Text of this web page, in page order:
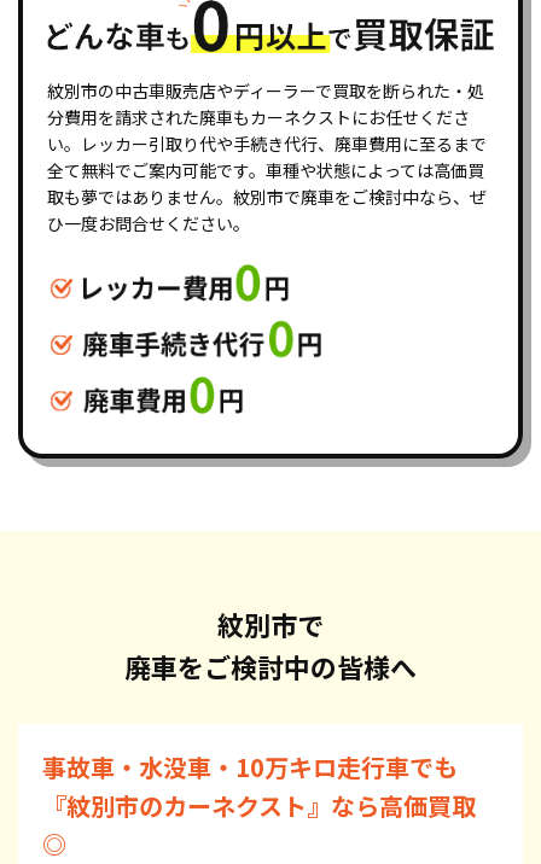
紋別市の中古車販売店やディーラーで買取を断られた・処
分費用を請求された廃車もカーネクストにお任せくださ
い。レッカー引取り代や手続き代行、廃車費用に至るまで
全て無料でご案内可能です。車種や状態によっては高価買
取も夢ではありません。紋別市で廃車をご検討中なら、ぜ
ひ一度お問合せください。
紋別市で
廃車をご検討中の皆様へ
事故車・水没車・10万キロ走行車でも
『紋別市のカーネクスト』なら高価買取
◎